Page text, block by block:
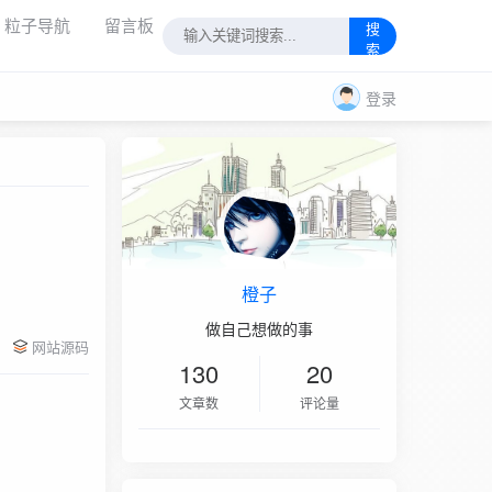
粒子导航 留言板
搜
索
登录
网站源码
橙子
做自己想做的事
130
文章数
20
评论量